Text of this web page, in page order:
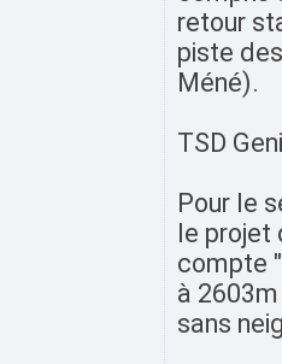
retour
piste
Méné).
TSD
Pour le
le projet
compte
à
sans